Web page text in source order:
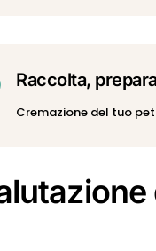
Raccolta,
Cremazione del tuo